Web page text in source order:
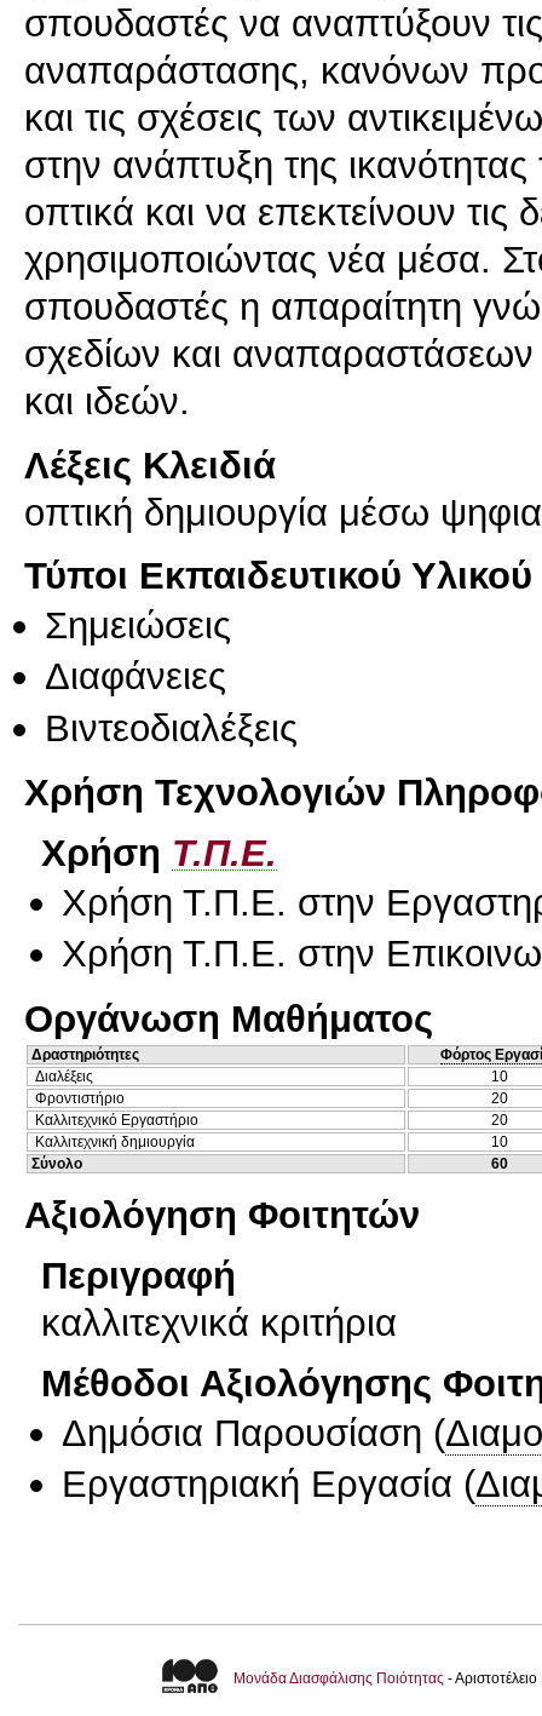
σπουδαστές να αναπτύξουν
αναπαράστασης, κανόνων
και τις σχέσεις των
στην ανάπτυξη της
οπτικά και να επεκτείνουν τις
χρησιμοποιώντας νέα μέσα.
σπουδαστές η απαραίτητη
σχεδίων και
και ιδεών.
Λέξεις Κλειδιά
οπτική δημιουργία μέσω
Τύποι Εκπαιδευτικού Υλικού
Σημειώσεις
Διαφάνειες
Βιντεοδιαλέξεις
Χρήση Τεχνολογιών
Χρήση Τ.Π.Ε.
Χρήση Τ.Π.Ε. στην
Χρήση Τ.Π.Ε. στην
Οργάνωση Μαθήματος
Δραστηριότητες
Φόρτος
Διαλέξεις
10
Φροντιστήριο
20
Καλλιτεχνικό Εργαστήριο
20
Καλλιτεχνική δημιουργία
10
Σύνολο
60
Αξιολόγηση Φοιτητών
Περιγραφή
καλλιτεχνικά κριτήρια
Μέθοδοι Αξιολόγησης
Δημόσια Παρουσίαση (
Εργαστηριακή Εργασία (
Μονάδα Διασφάλισης Ποιότητας -